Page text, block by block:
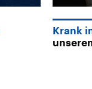
Krank